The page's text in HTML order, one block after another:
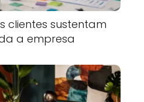
clientes sustentam
a empresa